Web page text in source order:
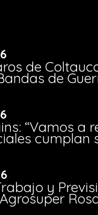
de
de
“Vamos a
cumplan
y